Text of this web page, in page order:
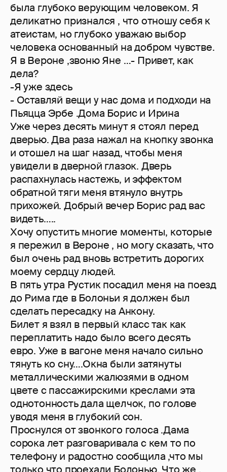
была глубоко верующим человеком. Я
деликатно признался , что отношу себя к
атеистам, но глубоко уважаю выбор
человека основанный на добром чувстве.
Я в Вероне ,звоню Яне …- Привет, как
дела?
-Я уже здесь
- Оставляй вещи у нас дома и подходи на
Пьяцца Эрбе .Дома Борис и Ирина
Уже через десять минут я стоял перед
дверью. Два раза нажал на кнопку звонка
и отошел на шаг назад, чтобы меня
увидели в дверной глазок. Дверь
распахнулась настежь, и эффектом
обратной тяги меня втянуло внутрь
прихожей. Добрый вечер Борис рад вас
видеть…..
Хочу опустить многие моменты, которые
я пережил в Вероне , но могу сказать, что
был очень рад вновь встретить дорогих
моему сердцу людей.
В пять утра Рустик посадил меня на поезд
до Рима где в Болоньи я должен был
сделать пересадку на Анкону.
Билет я взял в первый класс так как
переплатить надо было всего десять
евро. Уже в вагоне меня начало сильно
тянуть ко сну….Окна были затянуты
металлическими жалюзями в одном
цвете с пассажирскими креслами эта
однотонность дала щелчок, по голове
уводя меня в глубокий сон.
Проснулся от звонкого голоса .Дама
сорока лет разговаривала с кем то по
телефону и радостно сообщила ,что мы